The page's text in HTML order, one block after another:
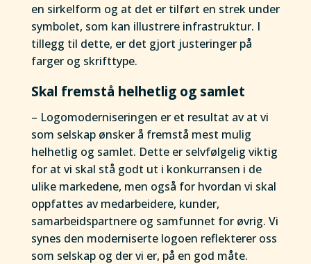
en sirkelform og at det er tilført en strek under
symbolet, som kan illustrere infrastruktur. I
tillegg til dette, er det gjort justeringer på
farger og skrifttype.
Skal fremstå helhetlig og samlet
– Logomoderniseringen er et resultat av at vi
som selskap ønsker å fremstå mest mulig
helhetlig og samlet. Dette er selvfølgelig viktig
for at vi skal stå godt ut i konkurransen i de
ulike markedene, men også for hvordan vi skal
oppfattes av medarbeidere, kunder,
samarbeidspartnere og samfunnet for øvrig. Vi
synes den moderniserte logoen reflekterer oss
som selskap og der vi er, på en god måte.